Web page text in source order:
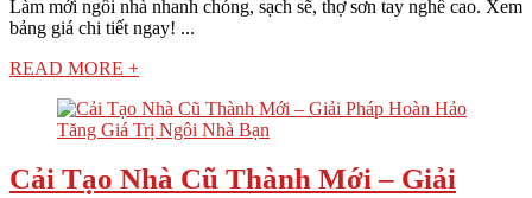
Làm mới ngôi nhà nhanh chóng, sạch sẽ, thợ sơn tay nghề cao. Xem
bảng giá chi tiết ngay! ...
READ MORE +
Cải Tạo Nhà Cũ Thành Mới – Giải